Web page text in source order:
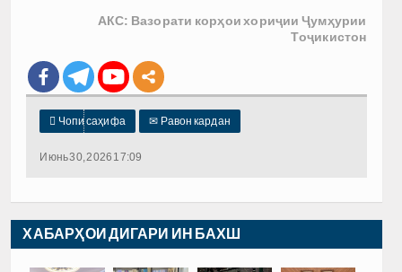
АКС: Вазорати корҳои хориҷии Ҷумҳурии
Тоҷикистон
 Чопи саҳифа ✉ Равон кардан
Июнь 30, 2026 17:09
ХАБАРҲОИ ДИГАРИ ИН БАХШ